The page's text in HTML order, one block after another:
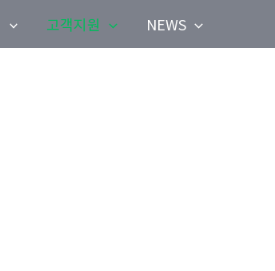
고객지원 NEWS